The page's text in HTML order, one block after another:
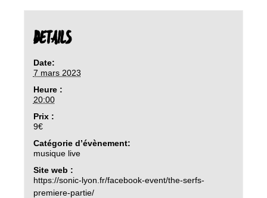
DETAILS
Date:
7 mars 2023
Heure :
20:00
Prix :
9€
Catégorie d’évènement:
musique live
Site web :
https://sonic-lyon.fr/facebook-event/the-serfs-
premiere-partie/